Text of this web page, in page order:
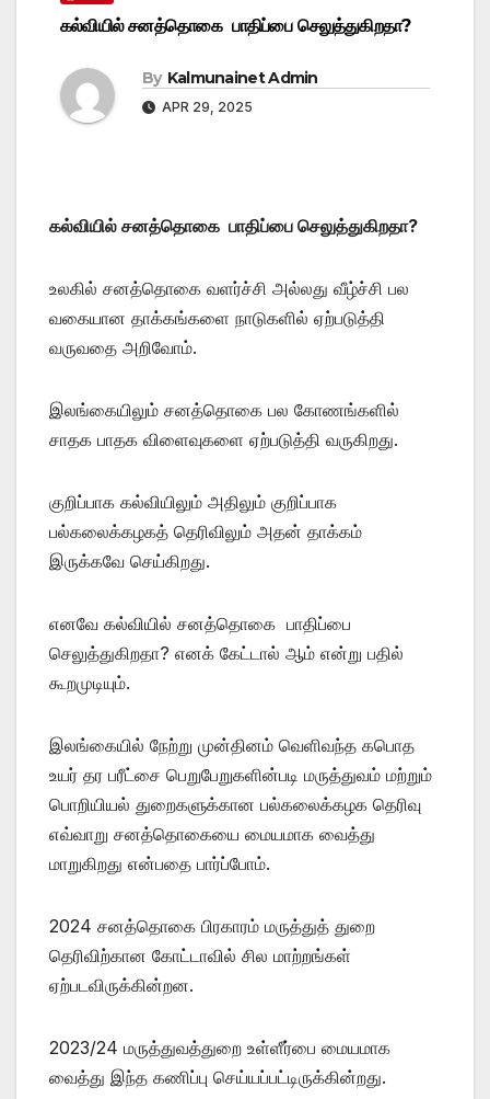
கல்வியில் சனத்தொகை பாதிப்பை செலுத்துகிறதா?
By Kalmunainet Admin
APR 29, 2025
கல்வியில் சனத்தொகை பாதிப்பை செலுத்துகிறதா?
உலகில் சனத்தொகை வளர்ச்சி அல்லது வீழ்ச்சி பல
வகையான தாக்கங்களை நாடுகளில் ஏற்படுத்தி
வருவதை அறிவோம்.
இலங்கையிலும் சனத்தொகை பல கோணங்களில்
சாதக பாதக விளைவுகளை ஏற்படுத்தி வருகிறது.
குறிப்பாக கல்வியிலும் அதிலும் குறிப்பாக
பல்கலைக்கழகத் தெரிவிலும் அதன் தாக்கம்
இருக்கவே செய்கிறது.
எனவே கல்வியில் சனத்தொகை பாதிப்பை
செலுத்துகிறதா? எனக் கேட்டால் ஆம் என்று பதில்
கூறமுடியும்.
இலங்கையில் நேற்று முன்தினம் வெளிவந்த கபொத
உயர் தர பரீட்சை பெறுபேறுகளின்படி மருத்துவம் மற்றும்
பொறியியல் துறைகளுக்கான பல்கலைக்கழக தெரிவு
எவ்வாறு சனத்தொகையை மையமாக வைத்து
மாறுகிறது என்பதை பார்ப்போம்.
2024 சனத்தொகை பிரகாரம் மருத்துத் துறை
தெரிவிற்கான கோட்டாவில் சில மாற்றங்கள்
ஏற்படவிருக்கின்றன.
2023/24 மருத்துவத்துறை உள்ளீர்பை மையமாக
வைத்து இந்த கணிப்பு செய்யப்பட்டிருக்கின்றது.